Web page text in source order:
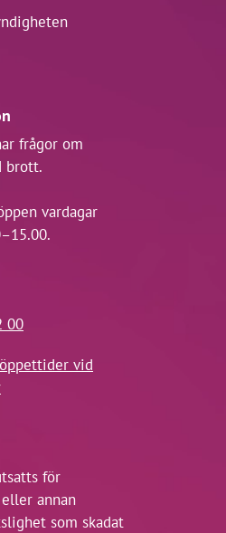
frågor om
brott.
vardagar
00
vid
för
annan
som skadat